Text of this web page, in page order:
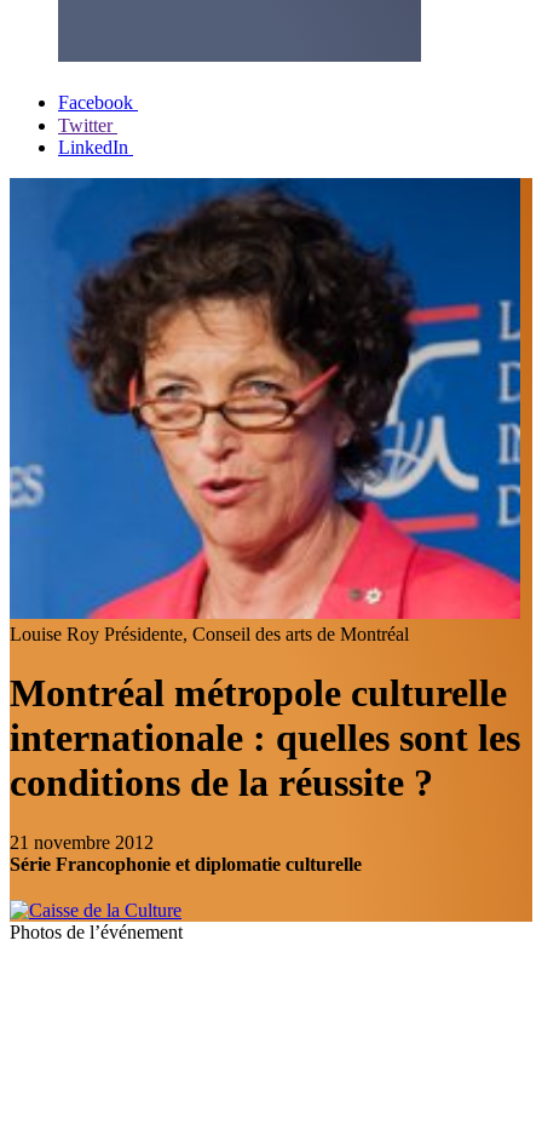
Facebook
Twitter
LinkedIn
Louise Roy Présidente, Conseil des arts de Montréal
Montréal métropole culturelle
internationale : quelles sont les
conditions de la réussite ?
21 novembre 2012
Série Francophonie et diplomatie culturelle
Photos de l’événement